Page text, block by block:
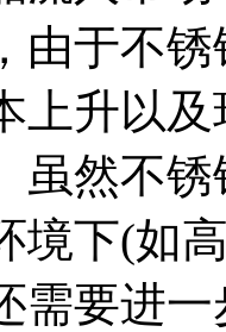
由于不
上升以
虽然不
境下(如
需要进